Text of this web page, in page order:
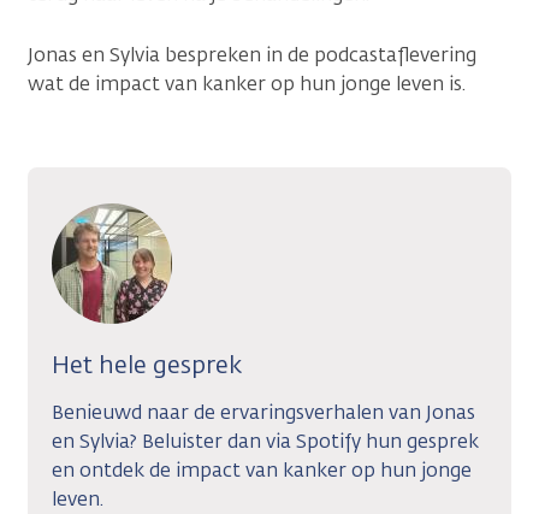
Jonas en Sylvia bespreken in de podcastaflevering
wat de impact van kanker op hun jonge leven is.
Het hele gesprek
Benieuwd naar de ervaringsverhalen van Jonas
en Sylvia? Beluister dan via Spotify hun gesprek
en ontdek de impact van kanker op hun jonge
leven.